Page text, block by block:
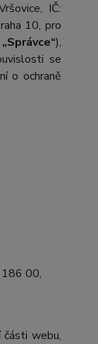
IČ:
10, pro
„Správce“),
se
o ochraně
186 00,
webu,